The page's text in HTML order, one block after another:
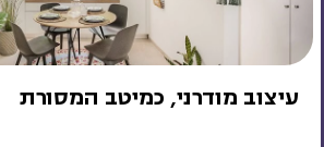
עיצוב מודרני, כמיטב המסורת